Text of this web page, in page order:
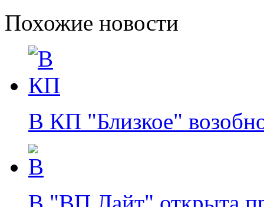
Похожие новости
В КП "Близкое"